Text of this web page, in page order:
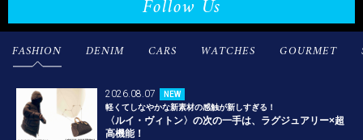
Follow Us
FASHION DENIM CARS WATCHES GOURMET
2026.08.07
NEW
軽くてしなやかな新素材の感触が新しすぎる！
〈ルイ・ヴィトン〉の次の一手は、ラグジュアリー×超
高機能！